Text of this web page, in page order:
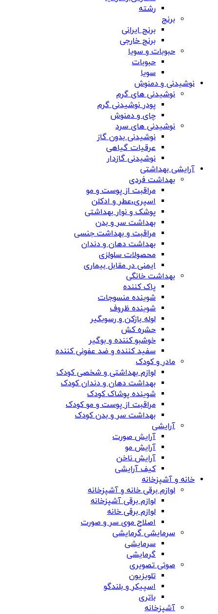
رشته
برنج
برنج ایرانی
برنج خارجی
حبوبات و سویا
حبوبات
سویا
نوشیدنی و دمنوش
نوشیدنی های گرم
پودر نوشیدنی گرم
چای و دمنوش
نوشیدنی های سرد
نوشیدنی بدون گاز
عرقیات گیاهی
نوشیدنی گازدار
آرایشی بهداشتی
بهداشت فردی
مراقبت از پوست و مو
اسپری،عطر و ادکلن
پوشک و نوار بهداشتی
بهداشت سر و بدن
مراقبت و بهداشت جنسی
بهداشت دهان و دندان
محصولات سلولزی
ایمنی در مقابل بیماری
بهداشت خانگی
پاک کننده
شوینده منسوجات
شوینده ظروف
لوله بازکن و رسوبگیر
حشره کش
خوشبو کننده و بوگیر
سفید کننده و ضد عفونی کننده
مادر و کودک
لوازم بهداشتی و شخصی کودک
بهداشت دهان و دندان کودک
شوینده پوشاک کودک
مراقبت از پوست و مو کودک
بهداشت سر و بدن کودک
آرایشی
آرایش صورت
آرایش مو
آرایش ناخن
کیف آرایشی
خانه و آشپزخانه
لوازم برقی خانه و آشپزخانه
لوازم برقی آشپزخانه
لوازم برقی خانه
اصلاح موی سر و صورت
سرمایشی گرمایشی
سرمایشی
گرمایشی
صوتی تصویری
تلویزیون
اسپیکر و بلندگو
باتری
آشپزخانه